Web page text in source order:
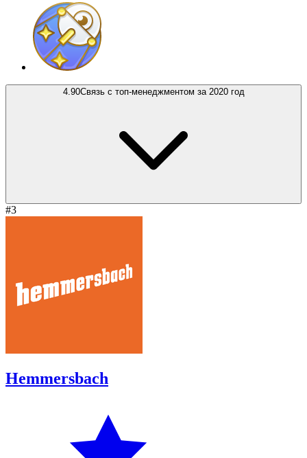
4.90Связь с топ-менеджментом за 2020 год
#3
Hemmersbach